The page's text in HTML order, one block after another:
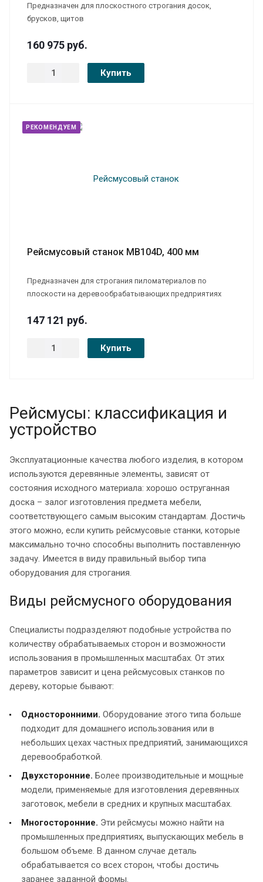
Предназначен для плоскостного строгания досок,
брусков, щитов
160 975 руб.
Купить
РЕКОМЕНДУЕМ
Рейсмусовый станок MB104D, 400 мм
Предназначен для строгания пиломатериалов по
плоскости на деревообрабатывающих предприятиях
147 121 руб.
Купить
Рейсмусы: классификация и
устройство
Эксплуатационные качества любого изделия, в котором
используются деревянные элементы, зависят от
состояния исходного материала: хорошо оструганная
доска – залог изготовления предмета мебели,
соответствующего самым высоким стандартам. Достичь
этого можно, если купить рейсмусовые станки, которые
максимально точно способны выполнить поставленную
задачу. Имеется в виду правильный выбор типа
оборудования для строгания.
Виды рейсмусного оборудования
Специалисты подразделяют подобные устройства по
количеству обрабатываемых сторон и возможности
использования в промышленных масштабах. От этих
параметров зависит и цена рейсмусовых станков по
дереву, которые бывают:
Односторонними. Оборудование этого типа больше
подходит для домашнего использования или в
небольших цехах частных предприятий, занимающихся
деревообработкой.
Двухсторонние. Более производительные и мощные
модели, применяемые для изготовления деревянных
заготовок, мебели в средних и крупных масштабах.
Многосторонние. Эти рейсмусы можно найти на
промышленных предприятиях, выпускающих мебель в
большом объеме. В данном случае деталь
обрабатывается со всех сторон, чтобы достичь
заранее заданной формы.